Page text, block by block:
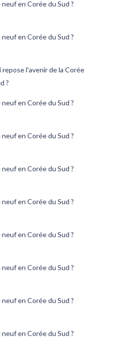
en Corée du Sud ?
en Corée du Sud ?
repose l'avenir de la Corée
?
en Corée du Sud ?
en Corée du Sud ?
en Corée du Sud ?
en Corée du Sud ?
en Corée du Sud ?
en Corée du Sud ?
en Corée du Sud ?
en Corée du Sud ?